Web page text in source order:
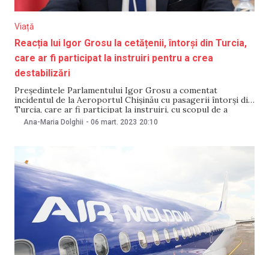
Viață
Reacția lui Igor Grosu la cetățenii, întorși din Turcia,
care ar fi participat la instruiri pentru a crea
destabilizări
Președintele Parlamentului Igor Grosu a comentat
incidentul de la Aeroportul Chișinău cu pasagerii întorși din
Turcia, care ar fi participat la instruiri, cu scopul de a
provoca eventuale dezordini la protestele organizate de
Partidul „ȘOR”. Potrivit lui, tinerii fac parte din arsenalul de
Ana-Maria Dolghii - 06 mart. 2023 20:10